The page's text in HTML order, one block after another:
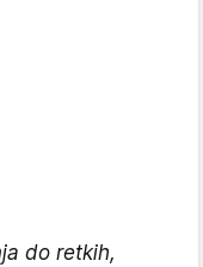
do retkih,